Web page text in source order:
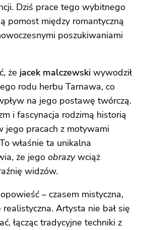
Dziś prace tego wybitnego
pomost między romantyczną
poszukiwaniami
że jacek malczewski wywodził
rodu herbu Tarnawa, co
na jego postawę twórczą.
i fascynacja rodzimą historią
jego pracach z motywami
właśnie ta unikalna
że jego obrazywciąż
widzów.
– czasem mistyczna,
Artysta nie bał się
łącząc tradycyjne techniki z